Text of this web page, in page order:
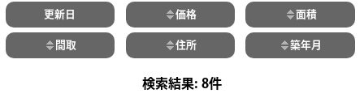
更新日 価格 面積
間取 住所 築年月
8件